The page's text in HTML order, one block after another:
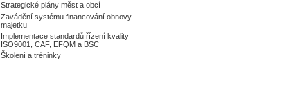
Strategické plány měst a obcí
Zavádění systému financování obnovy
majetku
Implementace standardů řízení kvality
ISO9001, CAF, EFQM a BSC
Školení a tréninky